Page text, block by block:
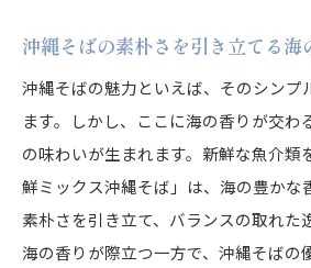
沖縄そばの素朴さを引き立てる海
沖縄そばの魅力といえば、そのシンプ
ます。しかし、ここに海の香りが交わ
の味わいが生まれます。新鮮な魚介類
鮮ミックス沖縄そば」は、海の豊かな
素朴さを引き立て、バランスの取れた
海の香りが際立つ一方で、沖縄そばの